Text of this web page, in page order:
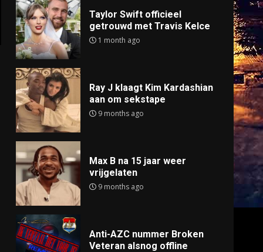
Taylor Swift officieel
getrouwd met Travis Kelce
1 month ago
Ray J klaagt Kim Kardashian
aan om sekstape
9 months ago
Max B na 15 jaar weer
vrijgelaten
9 months ago
Anti-AZC nummer Broken
Veteran alsnog offline